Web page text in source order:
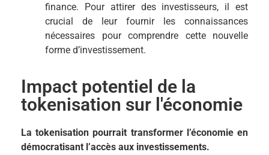
finance. Pour attirer des investisseurs, il est
crucial de leur fournir les connaissances
nécessaires pour comprendre cette nouvelle
forme d’investissement.
Impact potentiel de la
tokenisation sur l'économie
La tokenisation pourrait transformer l’économie en
démocratisant l’accès aux investissements.